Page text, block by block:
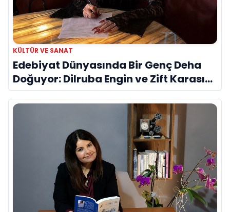
KÜLTÜR VE SANAT
Edebiyat Dünyasında Bir Genç Deha
Doğuyor: Dilruba Engin ve Zift Karası
Evreni ‘AVENOİR’